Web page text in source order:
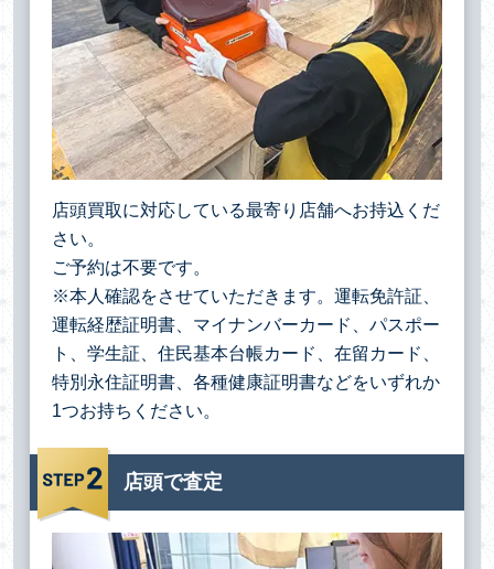
店頭買取に対応している最寄り店舗へお持込くだ
さい。
ご予約は不要です。
※本人確認をさせていただきます。運転免許証、
運転経歴証明書、マイナンバーカード、パスポー
ト、学生証、住民基本台帳カード、在留カード、
特別永住証明書、各種健康証明書などをいずれか
1つお持ちください。
店頭で査定